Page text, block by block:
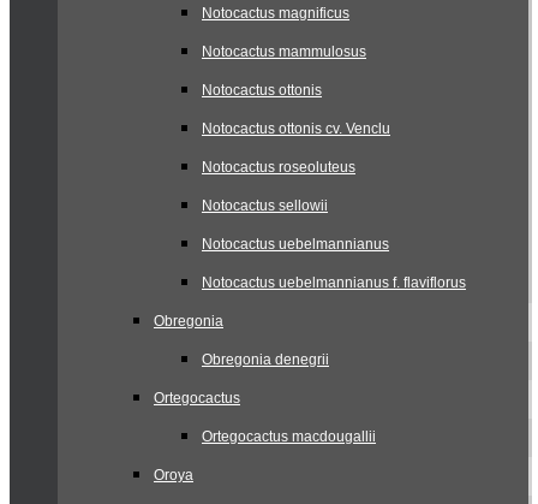
Notocactus magnificus
Notocactus mammulosus
Notocactus ottonis
Notocactus ottonis cv. Venclu
Notocactus roseoluteus
Notocactus sellowii
Notocactus uebelmannianus
Notocactus uebelmannianus f. flaviflorus
Obregonia
Obregonia denegrii
Ortegocactus
Ortegocactus macdougallii
Oroya